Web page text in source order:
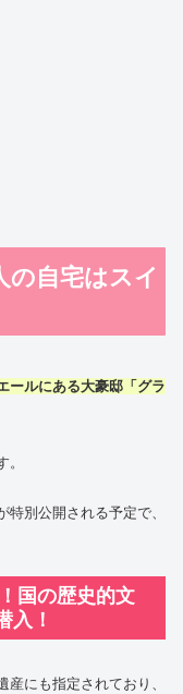
の自宅はスイ
ールにある大豪邸「グラ
特別公開される予定で、
国の歴史的文
入！
にも指定されており、